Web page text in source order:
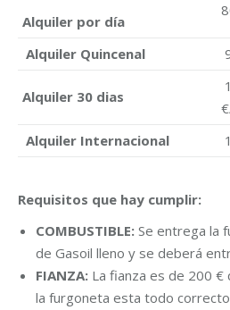
Alquiler por día
Alquiler Quincenal
Alquiler 30 dias
Alquiler Internacional
Requisitos que hay cumplir:
COMBUSTIBLE: Se entrega la
de Gasoil lleno y se deberá
FIANZA: La fianza es de 200 €
la furgoneta esta todo